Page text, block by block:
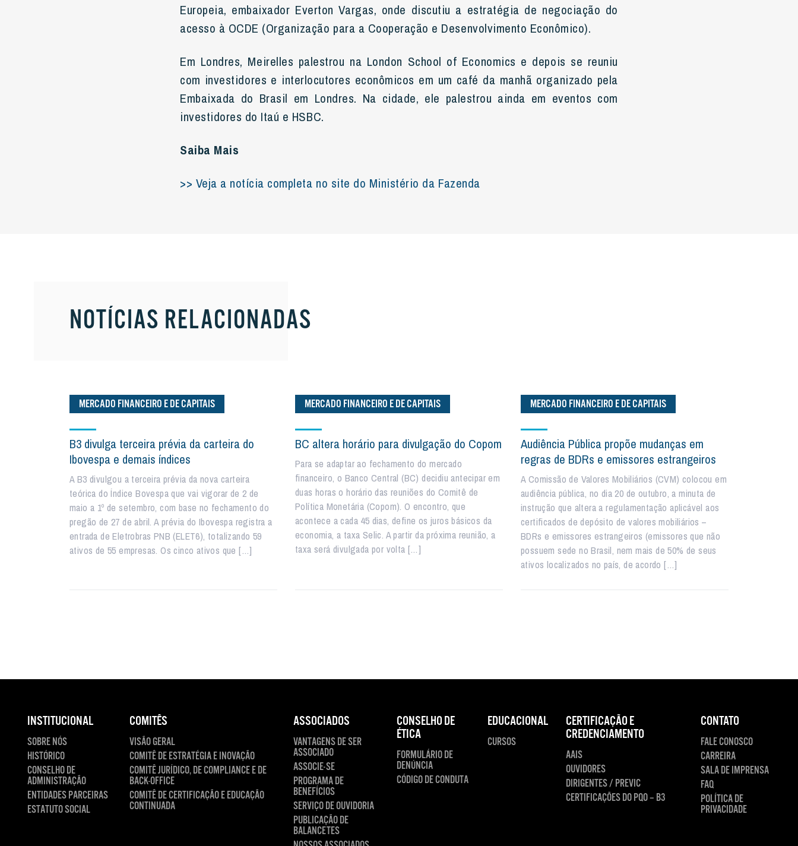
Europeia, embaixador Everton Vargas, onde discutiu a estratégia de negociação do
acesso à OCDE (Organização para a Cooperação e Desenvolvimento Econômico).
Em Londres, Meirelles palestrou na London School of Economics e depois se reuniu
com investidores e interlocutores econômicos em um café da manhã organizado pela
Embaixada do Brasil em Londres. Na cidade, ele palestrou ainda em eventos com
investidores do Itaú e HSBC.
Saiba Mais
>> Veja a notícia completa no site do Ministério da Fazenda
NOTÍCIAS RELACIONADAS
MERCADO FINANCEIRO E DE CAPITAIS
B3 divulga terceira prévia da carteira do
Ibovespa e demais índices
A B3 divulgou a terceira prévia da nova carteira
teórica do Índice Bovespa que vai vigorar de 2 de
maio a 1º de setembro, com base no fechamento do
pregão de 27 de abril. A prévia do Ibovespa registra a
entrada de Eletrobras PNB (ELET6), totalizando 59
ativos de 55 empresas. Os cinco ativos que […]
MERCADO FINANCEIRO E DE CAPITAIS
BC altera horário para divulgação do Copom
Para se adaptar ao fechamento do mercado
financeiro, o Banco Central (BC) decidiu antecipar em
duas horas o horário das reuniões do Comitê de
Política Monetária (Copom). O encontro, que
acontece a cada 45 dias, define os juros básicos da
economia, a taxa Selic. A partir da próxima reunião, a
taxa será divulgada por volta […]
MERCADO FINANCEIRO E DE CAPITAIS
Audiência Pública propõe mudanças em
regras de BDRs e emissores estrangeiros
A Comissão de Valores Mobiliários (CVM) colocou em
audiência pública, no dia 20 de outubro, a minuta de
instrução que altera a regulamentação aplicável aos
certificados de depósito de valores mobiliários –
BDRs e emissores estrangeiros (emissores que não
possuem sede no Brasil, nem mais de 50% de seus
ativos localizados no país, de acordo […]
INSTITUCIONAL
SOBRE NÓS
HISTÓRICO
CONSELHO DE
ADMINISTRAÇÃO
ENTIDADES PARCEIRAS
ESTATUTO SOCIAL
COMITÊS
VISÃO GERAL
COMITÊ DE ESTRATÉGIA E INOVAÇÃO
COMITÊ JURÍDICO, DE COMPLIANCE E DE
BACK-OFFICE
COMITÊ DE CERTIFICAÇÃO E EDUCAÇÃO
CONTINUADA
ASSOCIADOS
VANTAGENS DE SER
ASSOCIADO
ASSOCIE-SE
PROGRAMA DE
BENEFÍCIOS
SERVIÇO DE OUVIDORIA
PUBLICAÇÃO DE
BALANCETES
CONSELHO DE
ÉTICA
FORMULÁRIO DE
DENÚNCIA
CÓDIGO DE CONDUTA
EDUCACIONAL
CURSOS
CERTIFICAÇÃO E
CREDENCIAMENTO
AAIS
OUVIDORES
DIRIGENTES / PREVIC
CERTIFICAÇÕES DO PQO – B3
CONTATO
FALE CONOSCO
CARREIRA
SALA DE IMPRENSA
FAQ
POLÍTICA DE
PRIVACIDADE